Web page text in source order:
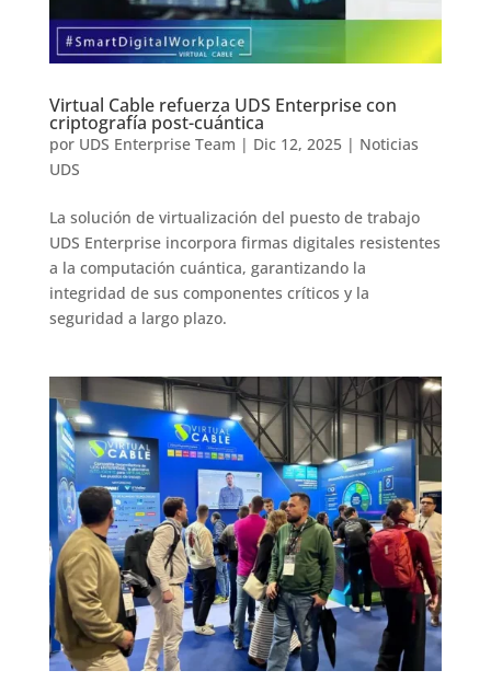
Virtual Cable refuerza UDS Enterprise con
criptografía post-cuántica
por UDS Enterprise Team | Dic 12, 2025| Noticias
UDS
La solución de virtualización del puesto de trabajo
UDS Enterprise incorpora firmas digitales resistentes
a la computación cuántica, garantizando la
integridad de sus componentes críticos y la
seguridad a largo plazo.